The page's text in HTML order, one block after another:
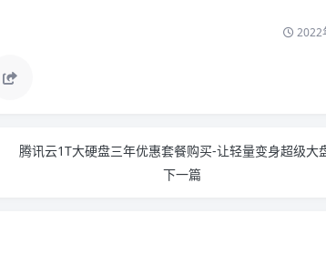
2022
腾讯云1T大硬盘三年优惠套餐购买-让轻量变身超级大
下一篇